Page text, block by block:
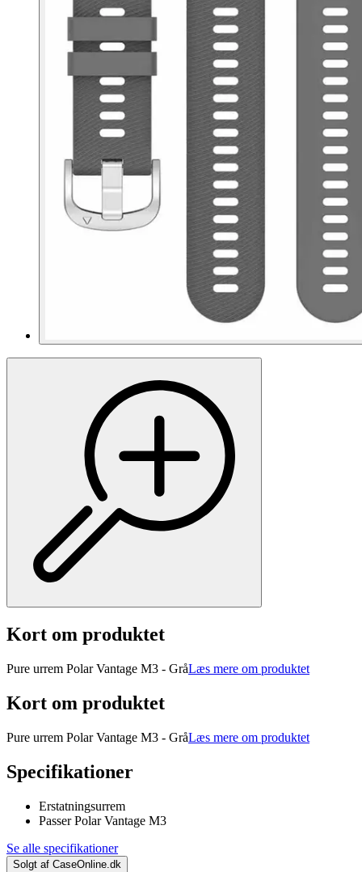
Kort om produktet
Pure urrem Polar Vantage M3 - GråLæs mere om produktet
Kort om produktet
Pure urrem Polar Vantage M3 - GråLæs mere om produktet
Specifikationer
Erstatningsurrem
Passer Polar Vantage M3
Se alle specifikationer
Solgt af CaseOnline.dk